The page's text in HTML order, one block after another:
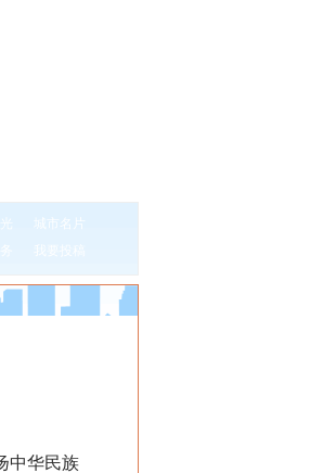
城市名片
我要投稿
中华民族